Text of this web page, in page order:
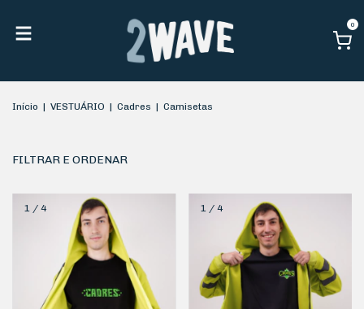
0
Início | VESTUÁRIO | Cadres | Camisetas
FILTRAR E ORDENAR
1 / 4 1/ 4